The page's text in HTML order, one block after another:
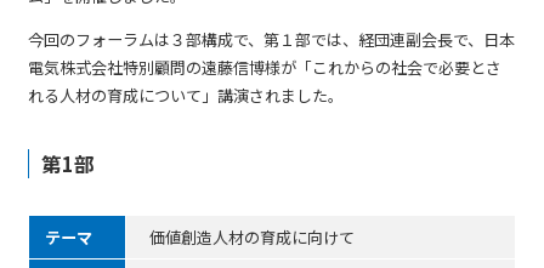
今回のフォーラムは３部構成で、第１部では、経団連副会長で、日本
電気株式会社特別顧問の遠藤信博様が「これからの社会で必要とさ
れる人材の育成について」講演されました。
第1部
テーマ
価値創造人材の育成に向けて